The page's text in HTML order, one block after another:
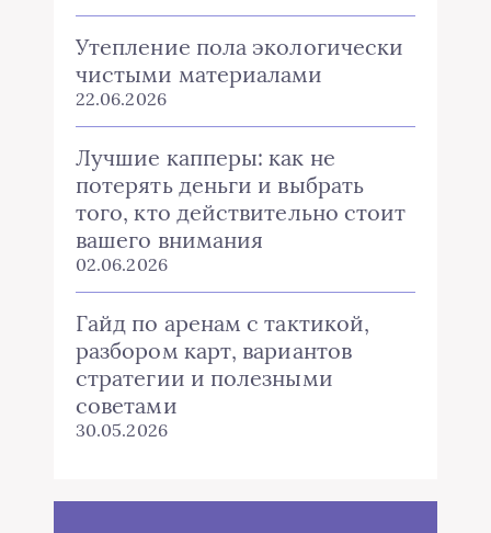
Утепление пола экологически
чистыми материалами
22.06.2026
Лучшие капперы: как не
потерять деньги и выбрать
того, кто действительно стоит
вашего внимания
02.06.2026
Гайд по аренам с тактикой,
разбором карт, вариантов
стратегии и полезными
советами
30.05.2026